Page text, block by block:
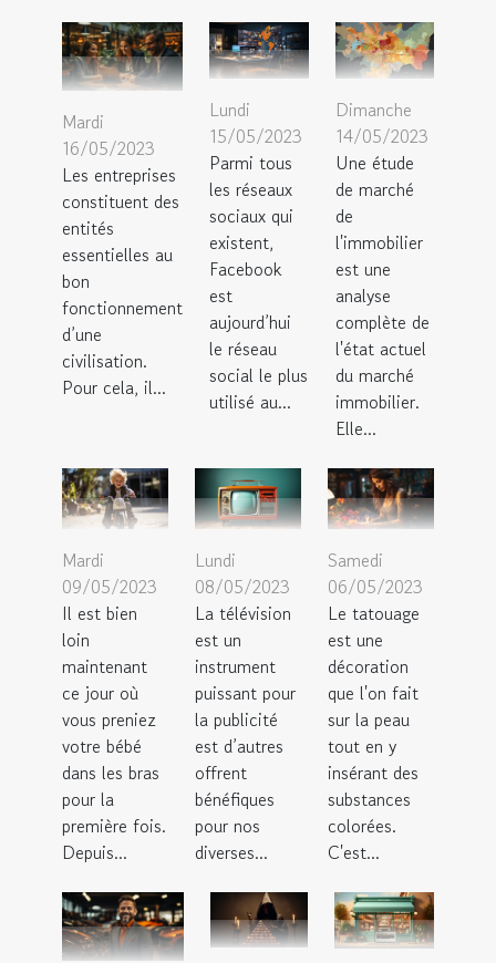
Mardi
16/05/2023
Les entreprises
constituent des
entités
essentielles au
bon
fonctionnement
d’une
civilisation.
Pour cela, il...
Lundi
15/05/2023
Parmi tous
les réseaux
sociaux qui
existent,
Facebook
est
aujourd’hui
le réseau
social le plus
utilisé au...
Dimanche
14/05/2023
Une étude
de marché
de
l'immobilier
est une
analyse
complète de
l'état actuel
du marché
immobilier.
Elle...
Mardi
09/05/2023
Il est bien
loin
maintenant
ce jour où
vous preniez
votre bébé
dans les bras
pour la
première fois.
Depuis...
Lundi
08/05/2023
La télévision
est un
instrument
puissant pour
la publicité
est d’autres
offrent
bénéfiques
pour nos
diverses...
Samedi
06/05/2023
Le tatouage
est une
décoration
que l'on fait
sur la peau
tout en y
insérant des
substances
colorées.
C'est...